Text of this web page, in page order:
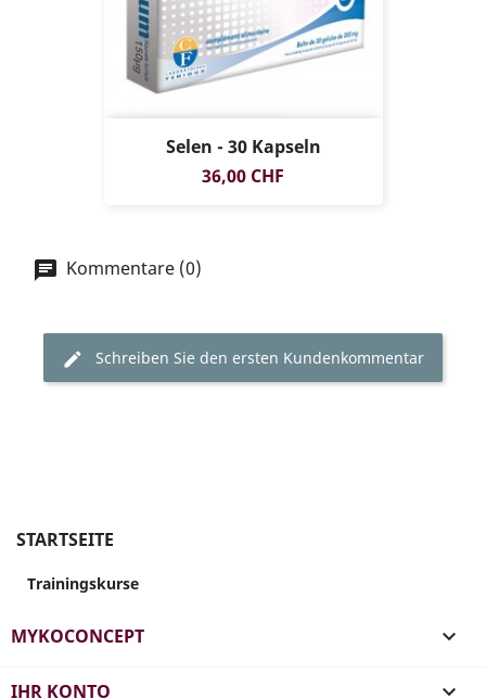
Selen - 30 Kapseln
Preis
36,00 CHF
Kommentare (0)
Schreiben Sie den ersten Kundenkommentar
STARTSEITE
Trainingskurse
MYKOCONCEPT 
IHR KONTO 